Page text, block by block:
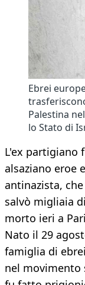
Ebrei
Palestina
lo Stato di
L'ex partigiano
alsaziano eroe
antinazista,
salvò migliaia
morto ieri a
Nato il 29
famiglia di
nel movimento